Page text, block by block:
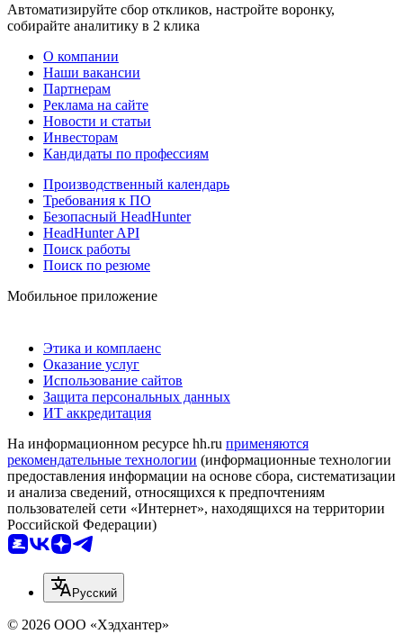
Автоматизируйте сбор откликов, настройте воронку,
собирайте аналитику в 2 клика
О компании
Наши вакансии
Партнерам
Реклама на сайте
Новости и статьи
Инвесторам
Кандидаты по профессиям
Производственный календарь
Требования к ПО
Безопасный HeadHunter
HeadHunter API
Поиск работы
Поиск по резюме
Мобильное приложение
Этика и комплаенс
Оказание услуг
Использование сайтов
Защита персональных данных
ИТ аккредитация
На информационном ресурсе hh.ru применяются
рекомендательные технологии (информационные технологии
предоставления информации на основе сбора, систематизации
и анализа сведений, относящихся к предпочтениям
пользователей сети «Интернет», находящихся на территории
Российской Федерации)
Русский
© 2026 ООО «Хэдхантер»